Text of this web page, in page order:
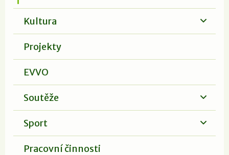
Kultura
Projekty
EVVO
Soutěže
Sport
Pracovní činnosti